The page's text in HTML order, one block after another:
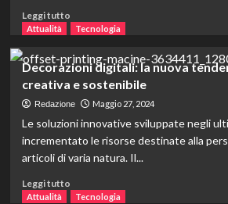
quello
che
c’è
da
sapere
Leggi tuttoLeggi
di
su
Rivettatrice
pneumatica:
fissaggi
rapidi
precisi
in
Attualità Tecnologia
Decorazioni digitali: la nuova
creativa e sostenibile
Redazione Maggio 27, 2024
Le soluzioni innovative sviluppate negli
incrementato le risorse destinate alla
articoli di varia natura. Il...
Leggi tuttoLeggi
di
Attualità Tecnologia